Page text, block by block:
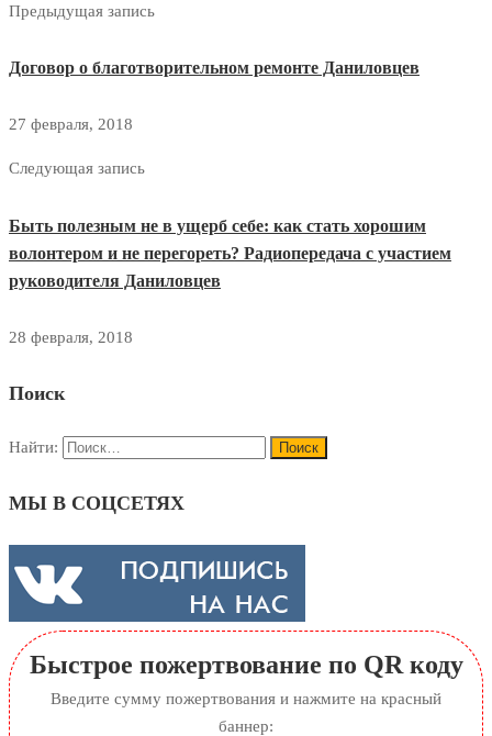
Предыдущая запись
Договор о благотворительном ремонте Даниловцев
27 февраля, 2018
Следующая запись
Быть полезным не в ущерб себе: как стать хорошим
волонтером и не перегореть? Радиопередача с участием
руководителя Даниловцев
28 февраля, 2018
Поиск
Найти:
МЫ В СОЦСЕТЯХ
Быстрое пожертвование по QR коду
Введите сумму пожертвования и нажмите на красный
баннер: